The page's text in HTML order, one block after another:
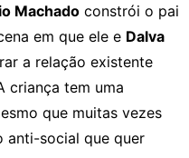
Machado constrói o pai
em que ele e Dalva
a relação existente
criança tem uma
que muitas vezes
anti-social que quer